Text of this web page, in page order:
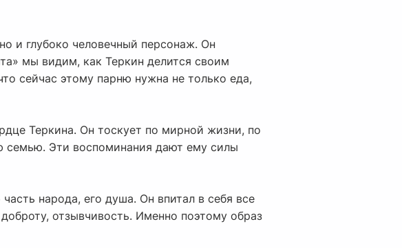
и глубоко человечный персонаж. Он
мы видим, как Теркин делится своим
сейчас этому парню нужна не только еда,
Теркина. Он тоскует по мирной жизни, по
семью. Эти воспоминания дают ему силы
народа, его душа. Он впитал в себя все
отзывчивость. Именно поэтому образ